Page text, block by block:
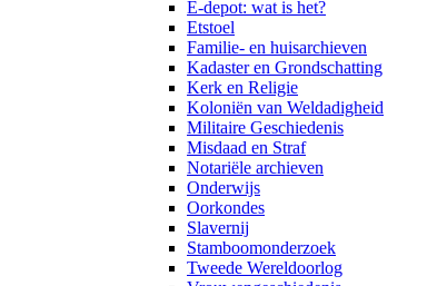
E-depot: wat is het?
Etstoel
Familie- en huisarchieven
Kadaster en Grondschatting
Kerk en Religie
Koloniën van Weldadigheid
Militaire Geschiedenis
Misdaad en Straf
Notariële archieven
Onderwijs
Oorkondes
Slavernij
Stamboomonderzoek
Tweede Wereldoorlog